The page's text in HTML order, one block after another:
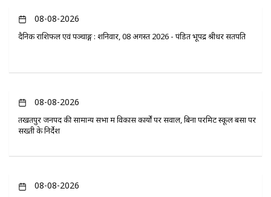
08-08-2026
दैनिक राशिफल एवं पञ्चाङ्ग : शनिवार, 08 अगस्त 2026 - पंडित भूपेंद्र श्रीधर सतपति
08-08-2026
तखतपुर जनपद की सामान्य सभा में विकास कार्यों पर सवाल, बिना परमिट स्कूल बसों पर
सख्ती के निर्देश
08-08-2026